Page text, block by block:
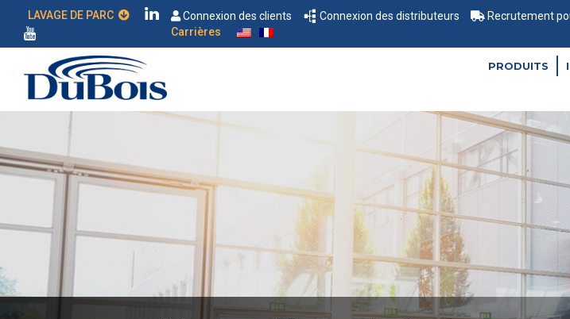
Connexion des clients Connexion des distributeurs Recrutement
Carrières
PRODUITS